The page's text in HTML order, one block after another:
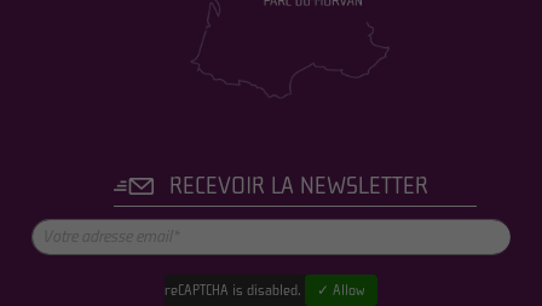
RECEVOIR LA NEWSLETTER
reCAPTCHA is disabled. ✓ Allow